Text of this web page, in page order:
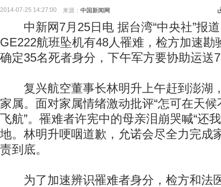
2014-07-25 14:27:00 来源： 中国新闻网
中新网7月25日电 据台湾“中央社”报道
GE222航班坠机有48人罹难，检方加速勘
确定35名死者身分，下午军方要协助运送
复兴航空董事长林明升上午赶到澎湖
家属。面对家属情绪激动批评“怎可在天
飞航”。罹难者许宪中的母亲泪崩哭喊“还
地。林明升哽咽道歉，允诺会尽全力完成
责到底。
为了加速辨识罹难者身分，检方和法